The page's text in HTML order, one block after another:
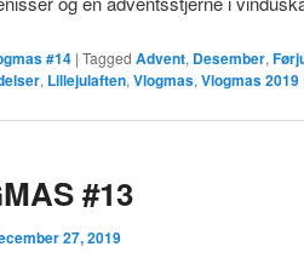
#14 | Tagged Advent, Desember,
, Lillejulaften, Vlogmas, Vlogmas 2019
#13
27, 2019